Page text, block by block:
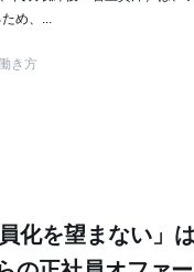
め、...
き方
化を望まない」